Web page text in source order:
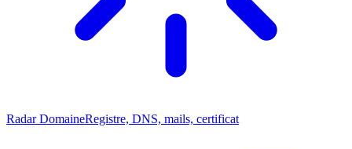
Radar DomaineRegistre, DNS, mails, certificat